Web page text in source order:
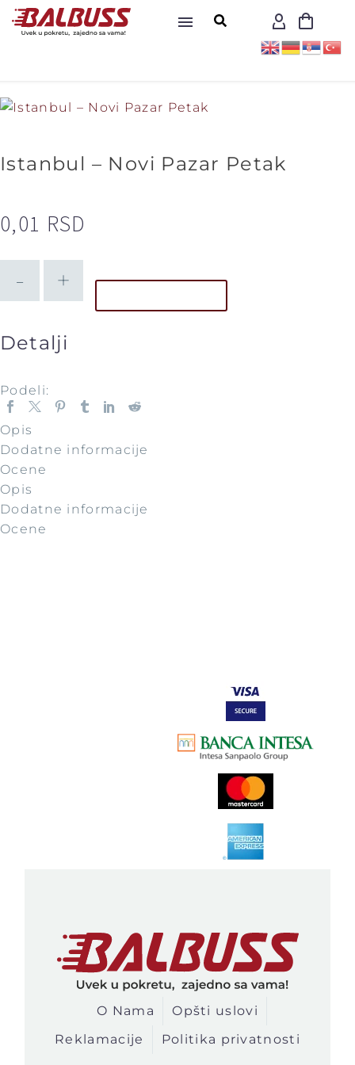
Istanbul – Novi Pazar Petak
0,01 RSD
- +
Detalji
Podeli:
Opis
Dodatne informacije
Ocene
Opis
Dodatne informacije
Ocene
O Nama
Opšti uslovi
Reklamacije
Politika privatnosti